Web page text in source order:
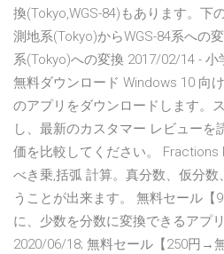
換(Tokyo,WGS-84)もあります。下
測地系(Tokyo)からWGS-84系への
系(Tokyo)への変換 2017/02/14 -
無料ダウンロード Windows 10 向
のアプリをダウンロードします。
し、最新のカスタマー レビューを
価を比較してください。 Fractions
べき乗,括弧 計算。真分数、仮分
うことが出来ます。 無料セール
に、少数を分数に変換できるアプ
2020/06/18; 無料セール【250円→